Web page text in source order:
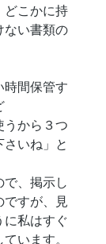
どこかに持
ない書類の
時間保管す
うから３つ
さいね」と
で、掲示し
ですが、見
に私はすぐ
います。